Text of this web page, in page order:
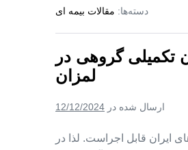
بیمه
درمان
+
بیمه
درمان
تکمیلی
در
دسته‌ها: مقالات بیمه ای
تکمیلی گروهی در
لمزان
ارسال شده در 12/12/2024
ایران قابل اجراست. لذا در